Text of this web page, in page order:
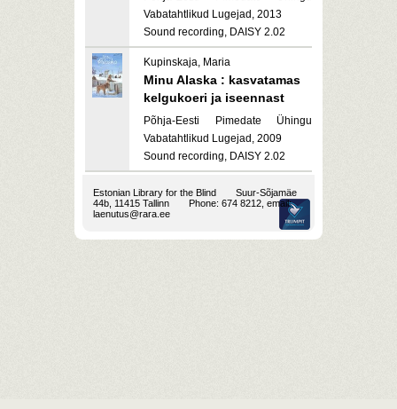
Vabatahtlikud Lugejad, 2013
Sound recording, DAISY 2.02
Kupinskaja, Maria
Minu Alaska : kasvatamas
kelgukoeri ja iseennast
Põhja-Eesti Pimedate Ühingu
Vabatahtlikud Lugejad, 2009
Sound recording, DAISY 2.02
Estonian Library for the Blind
Suur-Sõjamäe
44b, 11415 Tallinn
Phone: 674 8212, email:
laenutus@rara.ee